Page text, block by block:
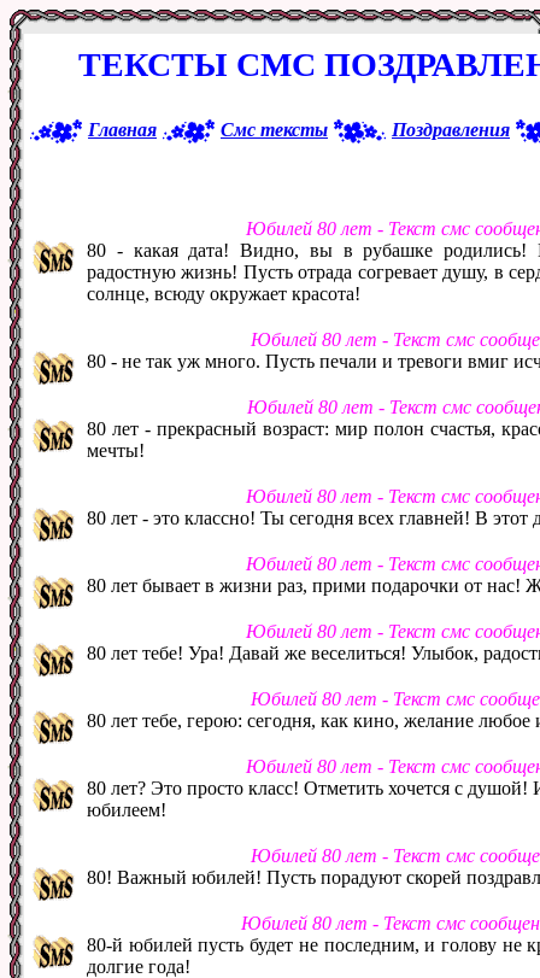
ТЕКСТЫ СМС
Главная Смс тексты Поздравления
Юбилей 80 лет - Текст смс
80 - какая дата! Видно, вы в рубашке родились!
радостную жизнь! Пусть отрада согревает душу, в
солнце, всюду окружает красота!
Юбилей 80 лет - Текст смс
80 - не так уж много. Пусть печали и тревоги вмиг
Юбилей 80 лет - Текст смс
80 лет - прекрасный возраст: мир полон счастья,
мечты!
Юбилей 80 лет - Текст смс
80 лет - это классно! Ты сегодня всех главней! В
Юбилей 80 лет - Текст смс
80 лет бывает в жизни раз, прими подарочки от нас!
Юбилей 80 лет - Текст смс
80 лет тебе! Ура! Давай же веселиться! Улыбок,
Юбилей 80 лет - Текст смс
80 лет тебе, герою: сегодня, как кино, желание
Юбилей 80 лет - Текст смс
80 лет? Это просто класс! Отметить хочется с
юбилеем!
Юбилей 80 лет - Текст смс
80! Важный юбилей! Пусть порадуют скорей
Юбилей 80 лет - Текст смс
80-й юбилей пусть будет не последним, и голову не
долгие года!